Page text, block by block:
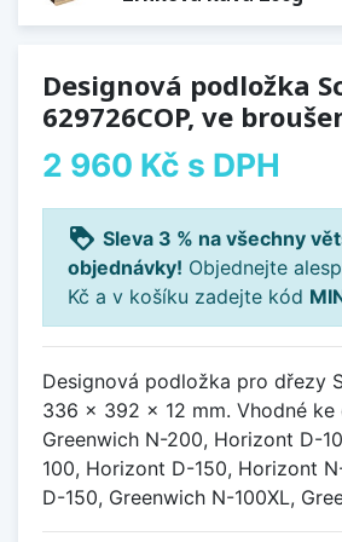
Designová podložka
629726COP, ve
2 960 Kč s DPH
loyalty Sleva 3 % na všechny
objednávky! Objednejte
Kč a v košíku zadejte kód
Designová podložka pro dřezy
336 × 392 × 12 mm. Vhodné ke
Greenwich N-200, Horizont D-
100, Horizont D-150, Horizont
D-150, Greenwich N-100XL,